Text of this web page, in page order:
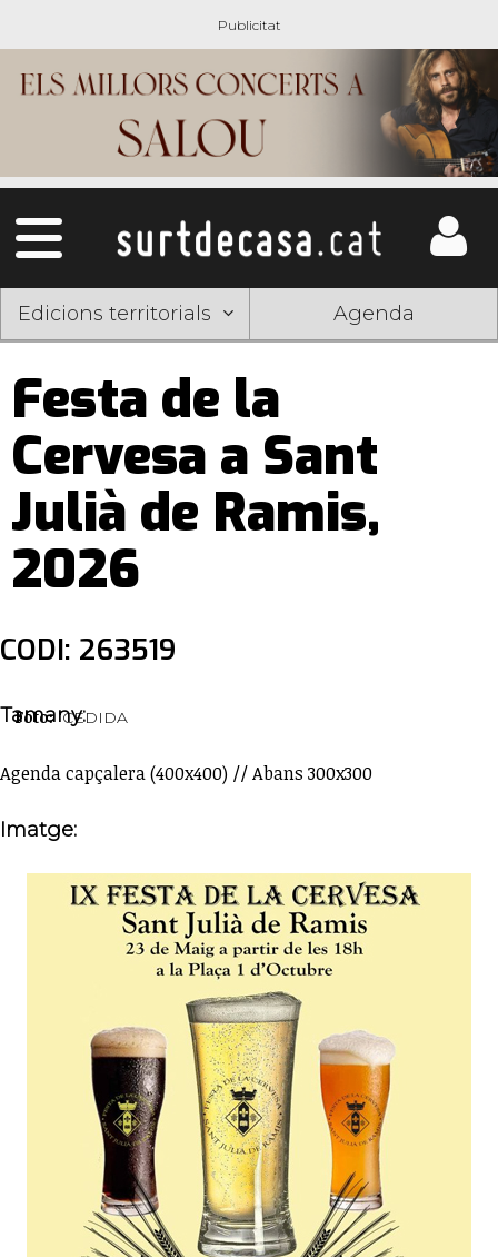
Edicions territorials Agenda
Festa de la
Cervesa a Sant
Julià de Ramis,
2026
CODI: 263519
Foto: CEDIDA
Tamany:
Agenda capçalera (400x400) // Abans 300x300
Imatge: